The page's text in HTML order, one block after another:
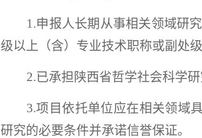
1.申报人长期从事相关领域研
级以上 （含） 专业技术职称或副处
2.已承担陕西省哲学社会科学
3.项目依托单位应在相关领域
研究的必要条件并承诺信誉保证。